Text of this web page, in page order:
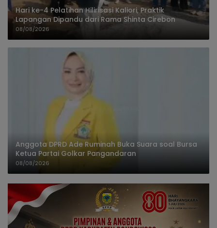
Hari ke-4 Pelatihan Hilirisasi Kaliori, Praktik
Lapangan Dipandu dari Rama Shinta Cirebon
08/08/2026
Anggota DPRD Ade Ruminah Buka Suara soal Bursa
Ketua Partai Golkar Pangandaran
08/08/2026